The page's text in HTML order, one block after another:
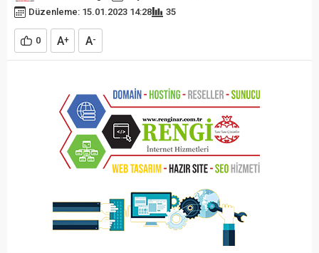
Düzenleme: 15.01.2023 14:28
35
0 A+ A-